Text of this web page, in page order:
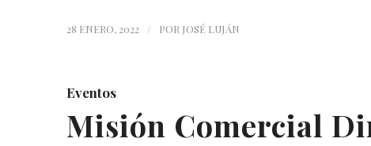
28 ENERO, 2022 / POR JOSÉ LUJÁN
Eventos
Misión Comercial